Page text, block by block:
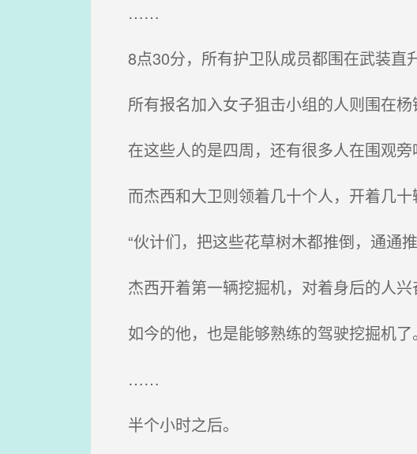
……
8点30分，所有护卫队成员都围在武装直
所有报名加入女子狙击小组的人则围在杨
在这些人的是四周，还有很多人在围观旁
而杰西和大卫则领着几十个人，开着几十
“伙计们，把这些花草树木都推倒，通通
杰西开着第一辆挖掘机，对着身后的人兴
如今的他，也是能够熟练的驾驶挖掘机了。
……
半个小时之后。